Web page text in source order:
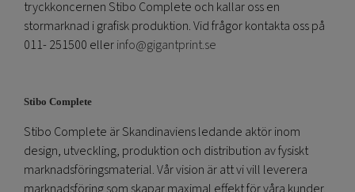
tryckkoncernen Stibo Complete och kallar oss en
stormarknad i grafisk produktion. Vid frågor kontakta oss på
011- 251500 ellerinfo@gigantprint.se
Stibo Complete
Stibo Complete är Skandinaviens ledande aktör inom
design, utveckling, produktion och distribution av fysiskt
marknadsföringsmaterial. Vår vision är att vi vill leverera